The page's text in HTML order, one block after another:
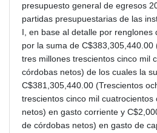
presupuesto general de egresos
partidas presupuestarias de las
I, en base al detalle por renglones
por la suma de C$383,305,440.00
tres millones trescientos cinco mil
córdobas netos) de los cuales la
C$381,305,440.00 (Trescientos
trescientos cinco mil cuatrocientos
netos) en gasto corriente y
de córdobas netos) en gasto de